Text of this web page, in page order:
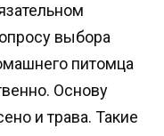
выбора
питомца
Основу
и трава. Такие